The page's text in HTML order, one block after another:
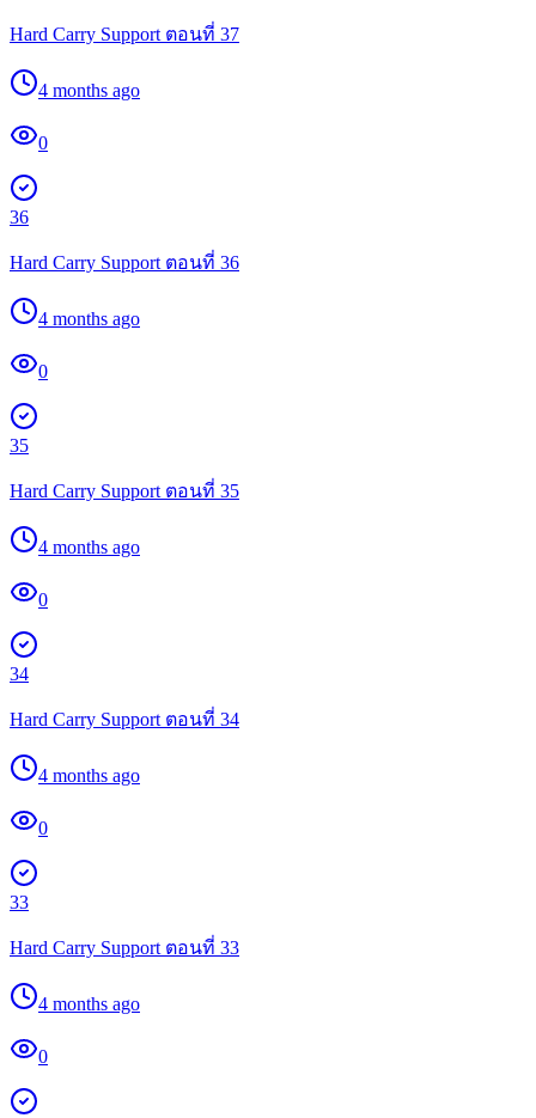
Hard Carry Support ตอนที่ 37
4 months ago
0
36
Hard Carry Support ตอนที่ 36
4 months ago
0
35
Hard Carry Support ตอนที่ 35
4 months ago
0
34
Hard Carry Support ตอนที่ 34
4 months ago
0
33
Hard Carry Support ตอนที่ 33
4 months ago
0